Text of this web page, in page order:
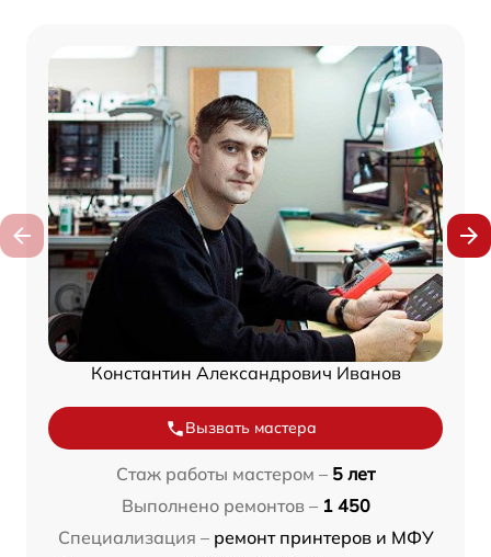
Константин Александрович Иванов
Вызвать мастера
Стаж работы мастером – 5 лет
Выполнено ремонтов – 1 450
Специализация – ремонт принтеров и МФУ